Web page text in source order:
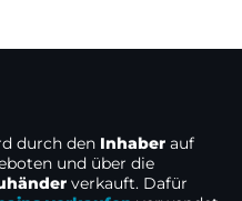
durch den Inhaber auf
und über die
verkauft. Dafür